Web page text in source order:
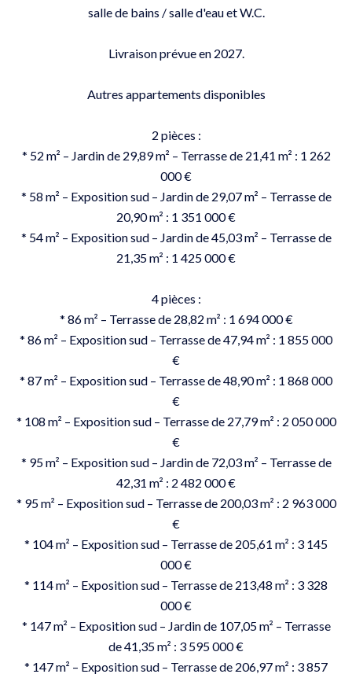
salle de bains / salle d'eau et W.C.
Livraison prévue en 2027.
Autres appartements disponibles
2 pièces :
* 52 m² – Jardin de 29,89 m² – Terrasse de 21,41 m² : 1 262
000 €
* 58 m² – Exposition sud – Jardin de 29,07 m² – Terrasse de
20,90 m² : 1 351 000 €
* 54 m² – Exposition sud – Jardin de 45,03 m² – Terrasse de
21,35 m² : 1 425 000 €
4 pièces :
* 86 m² – Terrasse de 28,82 m² : 1 694 000 €
* 86 m² – Exposition sud – Terrasse de 47,94 m² : 1 855 000
€
* 87 m² – Exposition sud – Terrasse de 48,90 m² : 1 868 000
€
* 108 m² – Exposition sud – Terrasse de 27,79 m² : 2 050 000
€
* 95 m² – Exposition sud – Jardin de 72,03 m² – Terrasse de
42,31 m² : 2 482 000 €
* 95 m² – Exposition sud – Terrasse de 200,03 m² : 2 963 000
€
* 104 m² – Exposition sud – Terrasse de 205,61 m² : 3 145
000 €
* 114 m² – Exposition sud – Terrasse de 213,48 m² : 3 328
000 €
* 147 m² – Exposition sud – Jardin de 107,05 m² – Terrasse
de 41,35 m² : 3 595 000 €
* 147 m² – Exposition sud – Terrasse de 206,97 m² : 3 857